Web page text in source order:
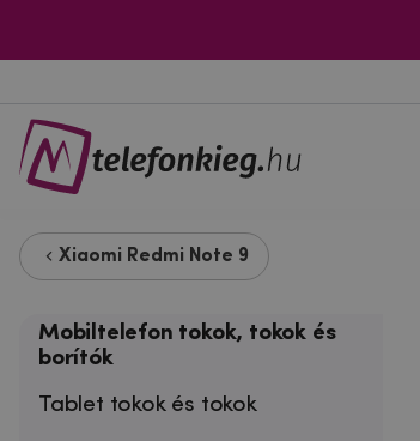
Xiaomi Redmi Note 9
Mobiltelefon tokok, tokok és
borítók
Tablet tokok és tokok